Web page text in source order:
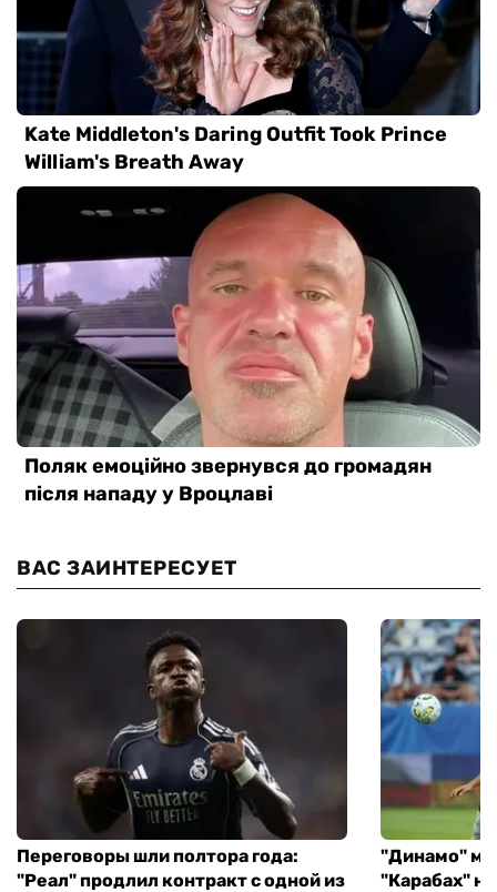
ВАС ЗАИНТЕРЕСУЕТ
Переговоры шли полтора года:
"Реал" продлил контракт с одной из
"Динамо"
"Карабах"